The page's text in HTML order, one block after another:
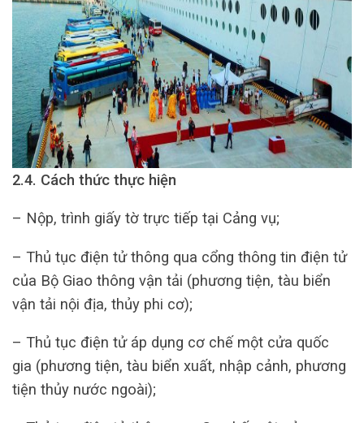
2.4. Cách thức thực hiện
– Nộp, trình giấy tờ trực tiếp tại Cảng vụ;
– Thủ tục điện tử thông qua cổng thông tin điện tử
của Bộ Giao thông vận tải (phương tiện, tàu biển
vận tải nội địa, thủy phi cơ);
– Thủ tục điện tử áp dụng cơ chế một cửa quốc
gia (phương tiện, tàu biển xuất, nhập cảnh, phương
tiện thủy nước ngoài);